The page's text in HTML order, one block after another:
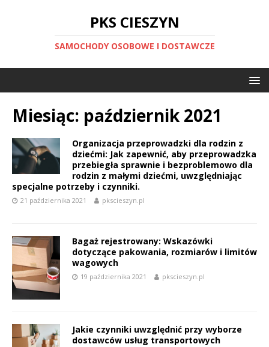
PKS CIESZYN
SAMOCHODY OSOBOWE I DOSTAWCZE
Miesiąc: październik 2021
Organizacja przeprowadzki dla rodzin z
dziećmi: Jak zapewnić, aby przeprowadzka
przebiegła sprawnie i bezproblemowo dla
rodzin z małymi dziećmi, uwzględniając
specjalne potrzeby i czynniki.
21 października 2021 pkscieszyn.pl
Bagaż rejestrowany: Wskazówki
dotyczące pakowania, rozmiarów i limitów
wagowych
19 października 2021 pkscieszyn.pl
Jakie czynniki uwzględnić przy wyborze
dostawców usług transportowych